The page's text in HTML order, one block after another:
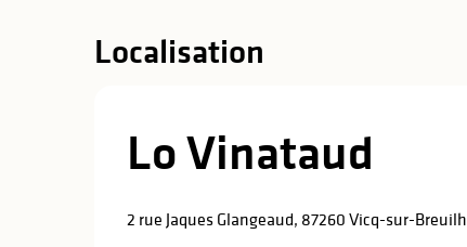
Localisation
Lo Vinataud
2 rue Jaques Glangeaud, 87260 Vicq-sur-Breuilh